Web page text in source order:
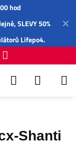
✕
hod
SLEVY 50%
Lifepo4.
Shanti